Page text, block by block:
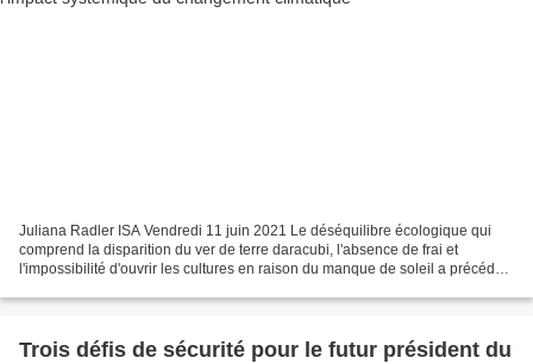
Juliana Radler ISA Vendredi 11 juin 2021 Le déséquilibre écologique qui
comprend la disparition du ver de terre daracubi, l'absence de frai et
l'impossibilité d'ouvrir les cultures en raison du manque de soleil a précédé
Trois défis de sécurité pour le futur président du